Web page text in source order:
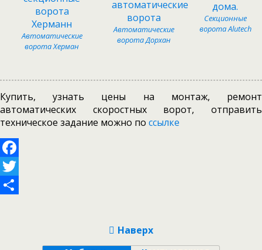
Автоматические
ворота Херман
Автоматические
ворота Дорхан
Секционные
ворота Alutech
Купить, узнать цены на монтаж, ремонт
автоматических скоростных ворот, отправить
техническое задание можно по ссылке
Facebook
Twitter
Наверх